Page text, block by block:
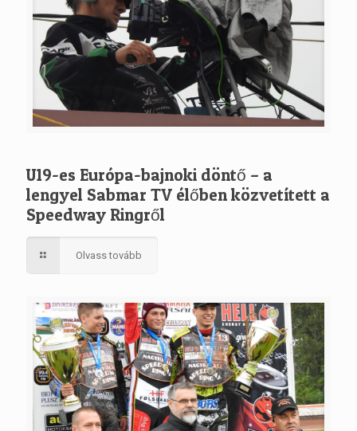
U19-es Európa-bajnoki döntő – a
lengyel Sabmar TV élőben közvetített a
Speedway Ringről
Olvass tovább